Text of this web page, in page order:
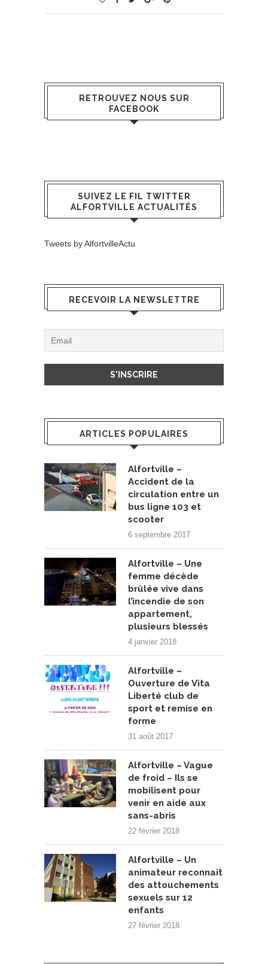
RETROUVEZ NOUS SUR
FACEBOOK
SUIVEZ LE FIL TWITTER
ALFORTVILLE ACTUALITÉS
Tweets by AlfortvilleActu
RECEVOIR LA NEWSLETTRE
ARTICLES POPULAIRES
Alfortville –
Accident de la
circulation entre un
bus ligne 103 et
scooter
6 septembre 2017
Alfortville – Une
femme décède
brûlée vive dans
l’incendie de son
appartement,
plusieurs blessés
4 janvier 2018
Alfortville –
Ouverture de Vita
Liberté club de
sport et remise en
forme
31 août 2017
Alfortville – Vague
de froid – Ils se
mobilisent pour
venir en aide aux
sans-abris
22 février 2018
Alfortville – Un
animateur reconnait
des attouchements
sexuels sur 12
enfants
27 février 2018